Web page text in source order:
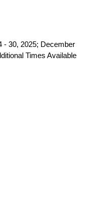
- 30, 2025; December
Times Available